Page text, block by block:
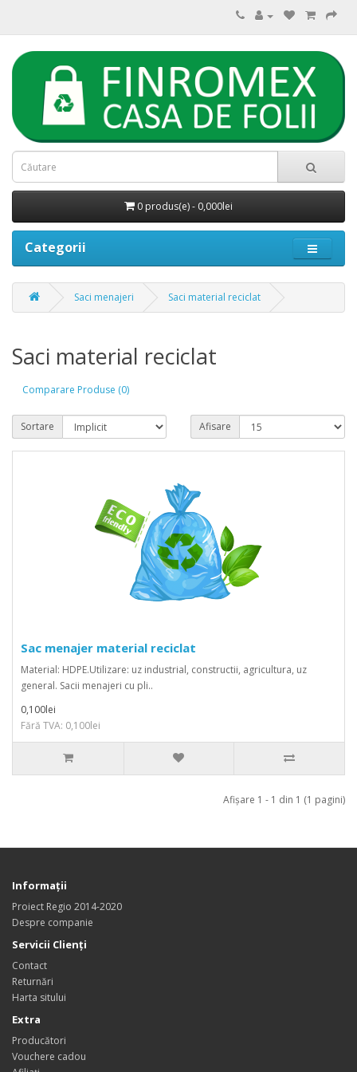
0 produs(e) - 0,000lei
Categorii
Saci menajeri Saci material reciclat
Saci material reciclat
Comparare Produse (0)
Sortare Afisare
Sac menajer material reciclat
Material: HDPE.Utilizare: uz industrial, constructii, agricultura, uz
general. Sacii menajeri cu pli..
0,100lei
Fără TVA: 0,100lei
Afişare 1 - 1 din 1 (1 pagini)
Informaţii
Proiect Regio 2014-2020
Despre companie
Servicii Clienţi
Contact
Returnări
Harta sitului
Extra
Producători
Vouchere cadou